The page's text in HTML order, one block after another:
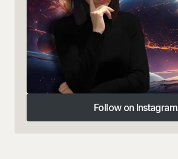
Follow on Instagram
Follow on Instagram